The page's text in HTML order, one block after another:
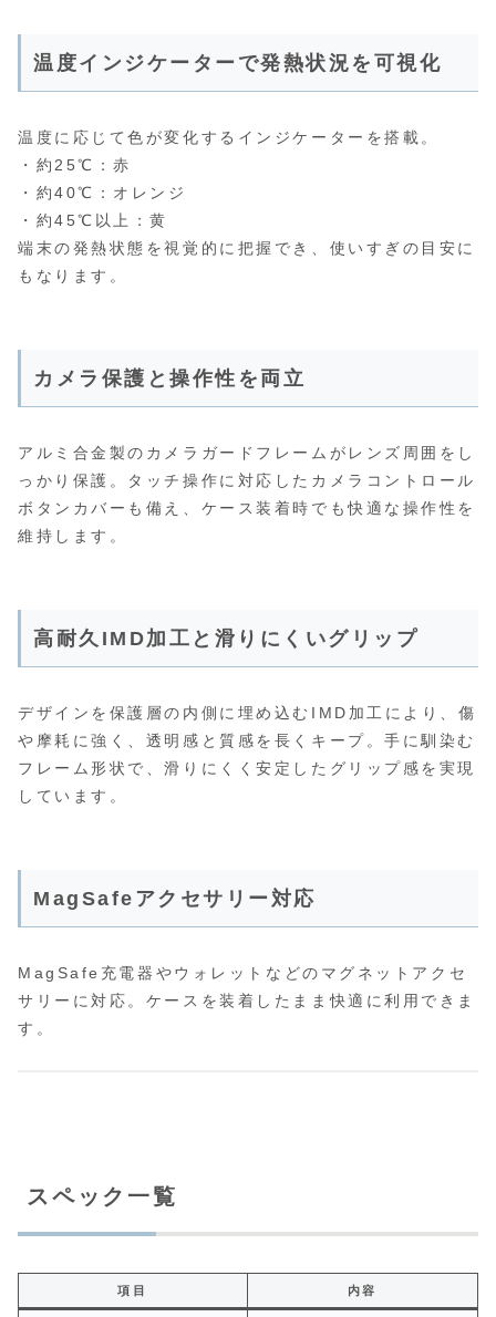
温度インジケーターで発熱状況を可視化
温度に応じて色が変化するインジケーターを搭載。
・約25℃：赤
・約40℃：オレンジ
・約45℃以上：黄
端末の発熱状態を視覚的に把握でき、使いすぎの目安に
もなります。
カメラ保護と操作性を両立
アルミ合金製のカメラガードフレームがレンズ周囲をし
っかり保護。タッチ操作に対応したカメラコントロール
ボタンカバーも備え、ケース装着時でも快適な操作性を
維持します。
高耐久IMD加工と滑りにくいグリップ
デザインを保護層の内側に埋め込むIMD加工により、傷
や摩耗に強く、透明感と質感を長くキープ。手に馴染む
フレーム形状で、滑りにくく安定したグリップ感を実現
しています。
MagSafeアクセサリー対応
MagSafe充電器やウォレットなどのマグネットアクセ
サリーに対応。ケースを装着したまま快適に利用できま
す。
スペック一覧
項目 内容